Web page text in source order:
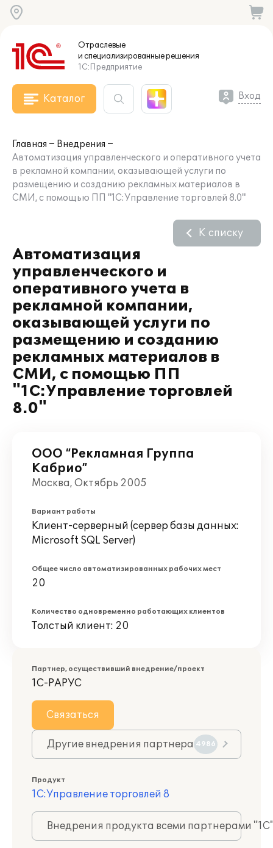
Отраслевые
и специализированныерешения
1С:Предприятие
Каталог Вход
Главная
Внедрения
Автоматизация управленческого и оперативного учета
в рекламной компании, оказывающей услуги по
размещению и созданию рекламных материалов в
СМИ, с помощью ПП "1С:Управление торговлей 8.0"
Автоматизация
управленческого и
оперативного учета в
рекламной компании,
оказывающей услуги по
размещению и созданию
рекламных материалов в
СМИ, с помощью ПП
"1С:Управление торговлей
8.0"
К списку
ООО “Рекламная Группа
Кабрио”
Москва, Октябрь 2005
Вариант работы
Клиент-серверный (сервер базы данных:
Microsoft SQL Server)
Общее число автоматизированных рабочих мест
20
Количество одновременно работающих клиентов
Толстый клиент: 20
Партнер, осуществивший внедрение/проект
1С-РАРУС
Связаться
Другие внедрения партнера 4986
Продукт
1С:Управление торговлей 8
Внедрения продукта всеми партнерами